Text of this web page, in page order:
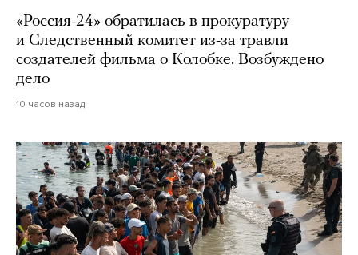
«Россия-24» обратилась в прокуратуру
и Следственный комитет из-за травли
создателей фильма о Колобке. Возбуждено
дело
10 часов назад